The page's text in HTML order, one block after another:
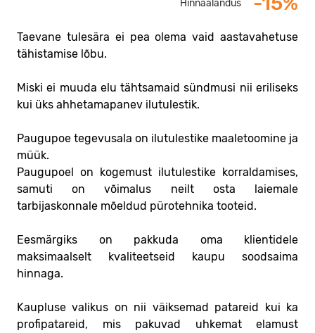
Hinnaalandus
Taevane tulesära ei pea olema vaid aastavahetuse
tähistamise lõbu.
Miski ei muuda elu tähtsamaid sündmusi nii eriliseks
kui üks ahhetamapanev ilutulestik.
Paugupoe tegevusala on ilutulestike maaletoomine ja
müük.
Paugupoel on kogemust ilutulestike korraldamises,
samuti on võimalus neilt osta laiemale
tarbijaskonnale mõeldud pürotehnika tooteid.
Eesmärgiks on pakkuda oma klientidele
maksimaalselt kvaliteetseid kaupu soodsaima
hinnaga.
Kaupluse valikus on nii väiksemad patareid kui ka
profipatareid, mis pakuvad uhkemat elamust